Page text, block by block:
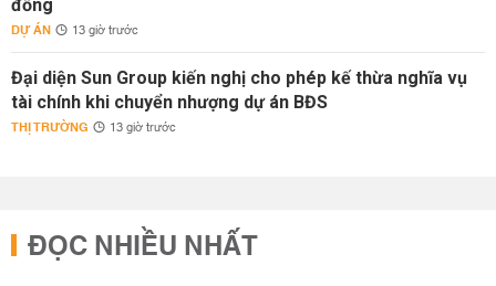
đồng
DỰ ÁN 13 giờ trước
Đại diện Sun Group kiến nghị cho phép kế thừa nghĩa vụ
tài chính khi chuyển nhượng dự án BĐS
THỊ TRƯỜNG 13 giờ trước
ĐỌC NHIỀU NHẤT